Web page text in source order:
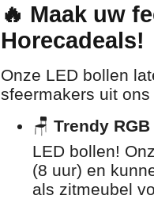
🔥 Maak uw
Horecadeals!
Onze LED bollen
sfeermakers uit
🪑 Trendy
LED bollen!
(8 uur) en
als zitmeubel